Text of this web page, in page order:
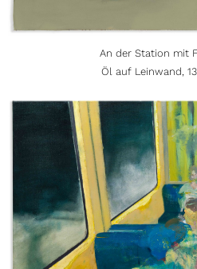
An der Station mit
Öl auf Leinwand,